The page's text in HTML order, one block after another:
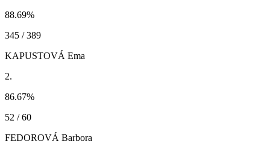
88.69%
345 / 389
KAPUSTOVÁ Ema
2.
86.67%
52 / 60
FEDOROVÁ Barbora